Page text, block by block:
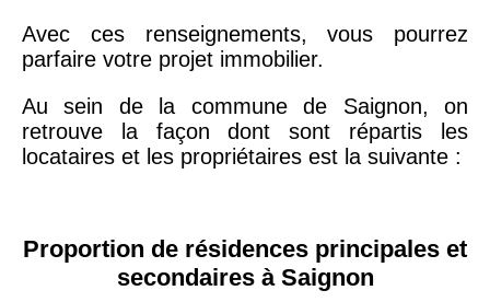
Avec ces renseignements, vous pourrez
parfaire votre projet immobilier.
Au sein de la commune de Saignon, on
retrouve la façon dont sont répartis les
locataires et les propriétaires est la suivante :
Proportion de résidences principales et
secondaires à Saignon